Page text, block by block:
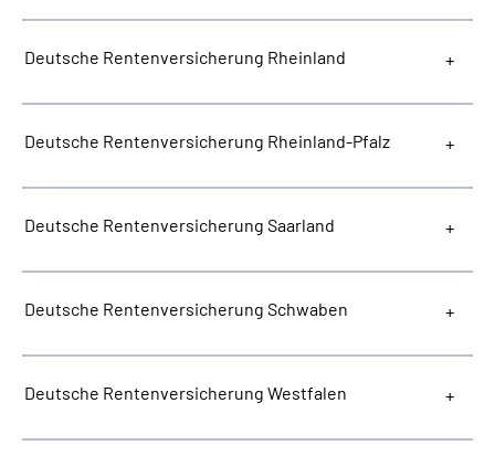
Deutsche Rentenversicherung Rheinland
Deutsche Rentenversicherung Rheinland-Pfalz
Deutsche Rentenversicherung Saarland
Deutsche Rentenversicherung Schwaben
Deutsche Rentenversicherung Westfalen